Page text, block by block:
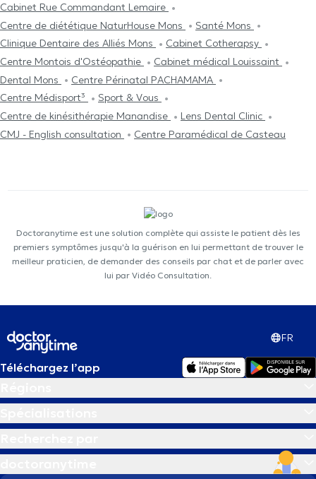
Cabinet Rue Commandant Lemaire
Centre de diététique NaturHouse Mons
Santé Mons
Clinique Dentaire des Alliés Mons
Cabinet Cotherapsy
Centre Μontois d'Ostéopathie
Cabinet médical Louissaint
Dental Mons
Centre Périnatal PACHAMAMA
Centre Médisport³
Sport & Vous
Centre de kinésithérapie Manandise
Lens Dental Clinic
CMJ - English consultation
Centre Paramédical de Casteau
Doctoranytime est une solution complète qui assiste le patient dès les
premiers symptômes jusqu'à la guérison en lui permettant de trouver le
meilleur praticien, de demander des conseils par chat et de parler avec
lui par Vidéo Consultation.
FR
Téléchargez l’app